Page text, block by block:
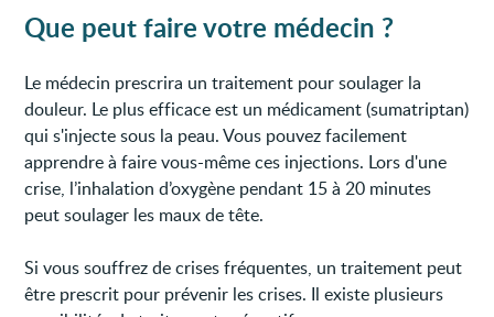
Que peut faire votre médecin ?
Le médecin prescrira un traitement pour soulager la
douleur. Le plus efficace est un médicament (sumatriptan)
qui s'injecte sous la peau. Vous pouvez facilement
apprendre à faire vous-même ces injections. Lors d'une
crise, l’inhalation d’oxygène pendant 15 à 20 minutes
peut soulager les maux de tête.
Si vous souffrez de crises fréquentes, un traitement peut
être prescrit pour prévenir les crises. Il existe plusieurs